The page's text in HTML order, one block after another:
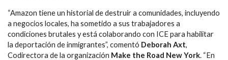
“Amazon tiene un historial de destruir a comunidades, incluyendo
a negocios locales, ha sometido a sus trabajadores a
condiciones brutales y está colaborando con ICE para habilitar
la deportación de inmigrantes”, comentó Deborah Axt,
Codirectora de la organización Make the Road New York. “En